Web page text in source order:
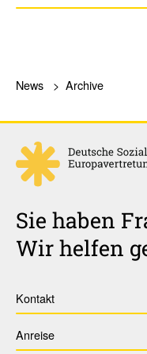
News Archive
Sie haben
Wir helfen
Kontakt
Anreise